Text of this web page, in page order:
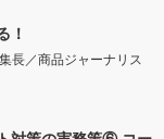
！
長／商品ジャーナリス